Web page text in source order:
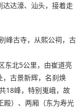
达濠、汕头，接着走
峰古寺，从熙公祠，古
东北5公里，由崔道亮
古景新辉，名刹焕
18峰，特别嵬峨，故
殿）、两厢（东为寿光